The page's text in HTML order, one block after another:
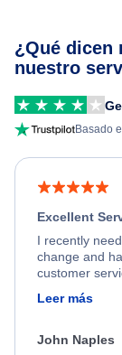
¿Qué dicen
nuestro
Basado
Excellent
I recently
change and
customer
friendly, and
process. She
appreciate her
Leer más
John Naples